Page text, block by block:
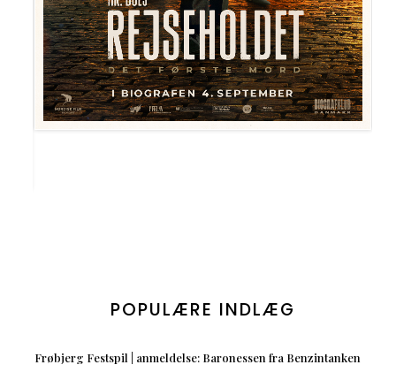
POPULÆRE INDLÆG
Frøbjerg Festspil | anmeldelse: Baronessen fra Benzintanken